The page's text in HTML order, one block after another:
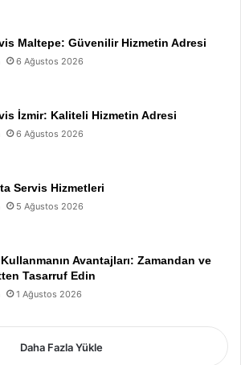
Maltepe: Güvenilir Hizmetin Adresi
6 Ağustos 2026
İzmir: Kaliteli Hizmetin Adresi
6 Ağustos 2026
Servis Hizmetleri
5 Ağustos 2026
Kullanmanın Avantajları: Zamandan ve
Tasarruf Edin
1 Ağustos 2026
Daha Fazla Yükle